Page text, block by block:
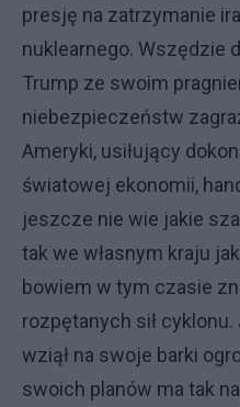
presję na zatrzymanie
nuklearnego. Wszędzie
Trump ze swoim
niebezpieczeństw
Ameryki, usiłujący
światowej ekonomii,
jeszcze nie wie jakie
tak we własnym kraju
bowiem w tym czasie
rozpętanych sił
wziął na swoje barki
swoich planów ma tak